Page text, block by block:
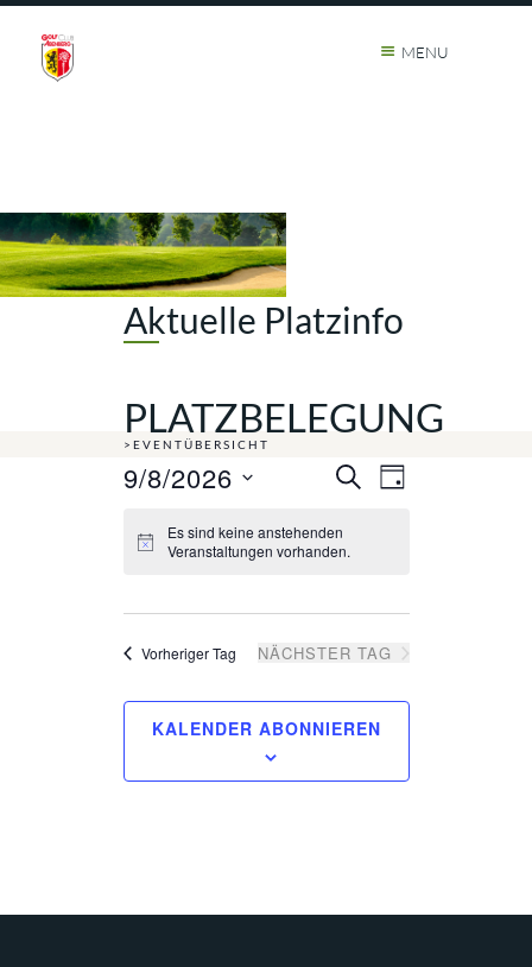
MENU
Aktuelle Platzinfo
PLATZBELEGUNG
>EVENTÜBERSICHT
und
SUCHE
TAG
9/8/2026
wählen.Es sind keine anstehenden
Veranstaltungen vorhanden.
Vorheriger Tag NÄCHSTER TAG
KALENDER ABONNIEREN